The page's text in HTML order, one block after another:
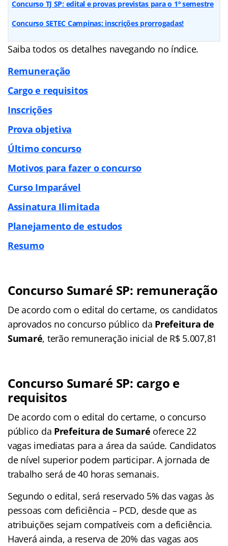
Concurso TJ SP: edital e provas previstas para o 1º semestre
Concurso SETEC Campinas: inscrições prorrogadas!
Saiba todos os detalhes navegando no índice.
Remuneração
Cargo e requisitos
Inscrições
Prova objetiva
Último concurso
Motivos para fazer o concurso
Curso Imparável
Assinatura Ilimitada
Planejamento de estudos
Resumo
Concurso Sumaré SP: remuneração
De acordo com o edital do certame, os candidatos
aprovados no concurso público da Prefeitura de
Sumaré, terão remuneração inicial de R$ 5.007,81
Concurso Sumaré SP: cargo e
requisitos
De acordo com o edital do certame, o concurso
público da Prefeitura de Sumaré oferece 22
vagas imediatas para a área da saúde. Candidatos
de nível superior podem participar. A jornada de
trabalho será de 40 horas semanais.
Segundo o edital, será reservado 5% das vagas às
pessoas com deficiência – PCD, desde que as
atribuições sejam compatíveis com a deficiência.
Haverá ainda, a reserva de 20% das vagas aos